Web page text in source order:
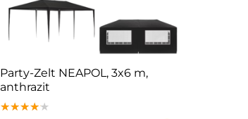
Party-Zelt NEAPOL, 3x6 m,
anthrazit
★★★★★
★★★★★
★★★★★